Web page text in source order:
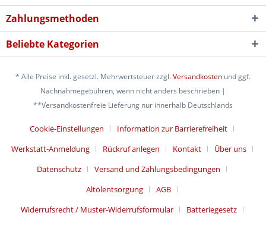
Zahlungsmethoden
Beliebte Kategorien
* Alle Preise inkl. gesetzl. Mehrwertsteuer zzgl.Versandkosten und ggf.
Nachnahmegebühren, wenn nicht anders beschrieben |
**Versandkostenfreie Lieferung nur innerhalb Deutschlands
Cookie-Einstellungen
Information zur Barrierefreiheit
Werkstatt-Anmeldung
Rückruf anlegen Kontakt
Über uns
Datenschutz
Versand und Zahlungsbedingungen
Altölentsorgung
AGB
Widerrufsrecht / Muster-Widerrufsformular
Batteriegesetz